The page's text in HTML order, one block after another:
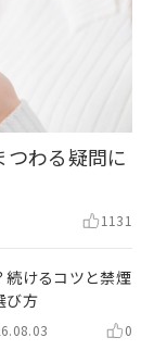
つわる疑問に
1131
続けるコツと禁煙
び方
0